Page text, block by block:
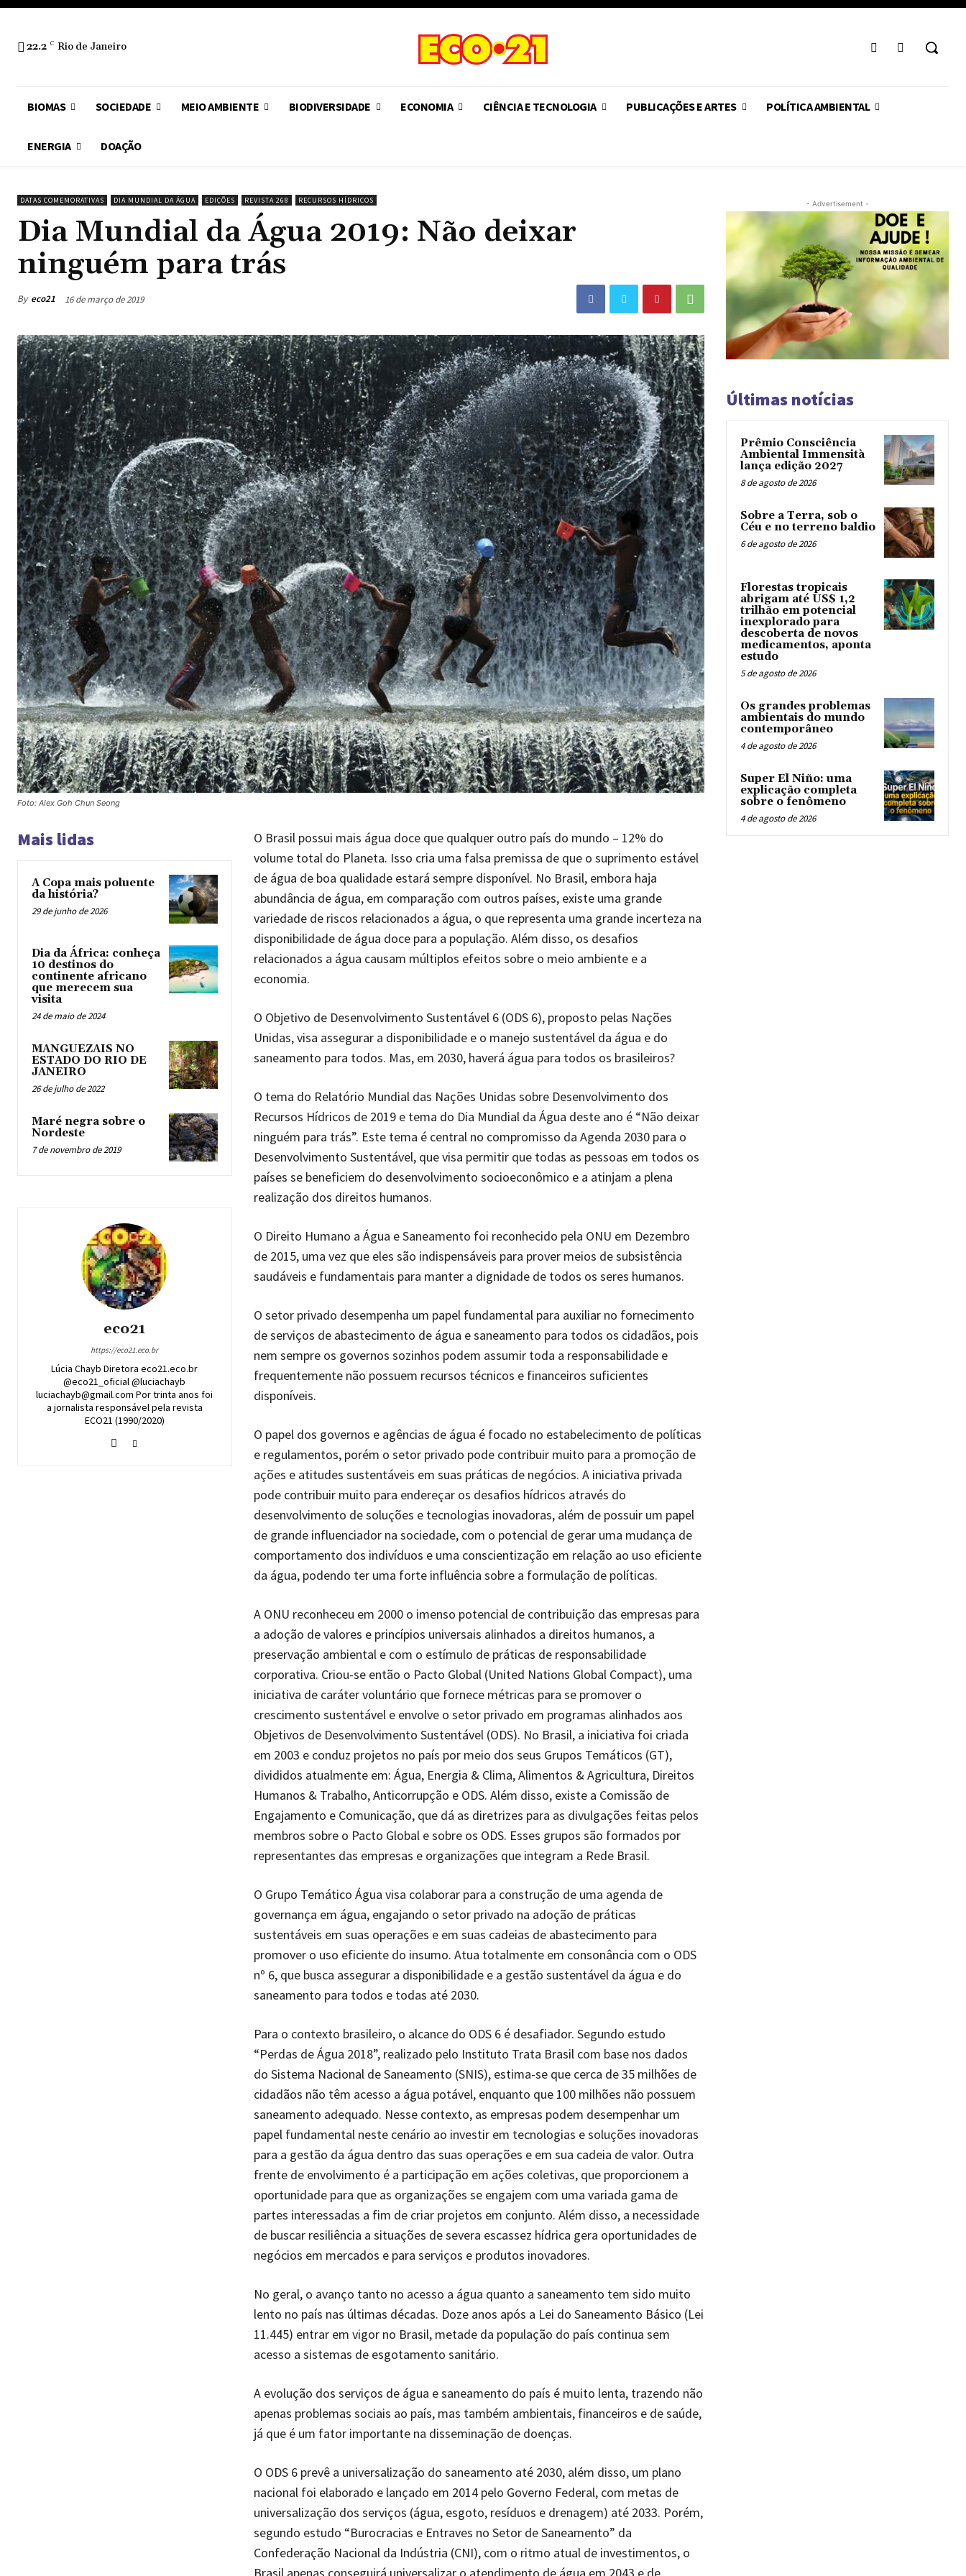
22.2 C Rio de Janeiro
BIOMAS SOCIEDADE MEIO AMBIENTE BIODIVERSIDADE ECONOMIA CIÊNCIA E TECNOLOGIA PUBLICAÇÕES E ARTES POLÍTICA AMBIENTAL
ENERGIA DOAÇÃO
DATAS COMEMORATIVAS DIA MUNDIAL DA ÁGUA EDIÇÕES REVISTA 268 RECURSOS HÍDRICOS
Dia Mundial da Água 2019: Não deixar
ninguém para trás
By eco21 16 de março de 2019
Foto: Alex Goh Chun Seong
Mais lidas
A Copa mais poluente
da história?
29 de junho de 2026
Dia da África: conheça
10 destinos do
continente africano
que merecem sua
visita
24 de maio de 2024
MANGUEZAIS NO
ESTADO DO RIO DE
JANEIRO
26 de julho de 2022
Maré negra sobre o
Nordeste
7 de novembro de 2019
eco21
https://eco21.eco.br
Lúcia Chayb Diretora eco21.eco.br
@eco21_oficial @luciachayb
luciachayb@gmail.com Por trinta anos foi
a jornalista responsável pela revista
ECO21 (1990/2020)
O Brasil possui mais água doce que qualquer outro país do mundo – 12% do
volume total do Planeta. Isso cria uma falsa premissa de que o suprimento estável
de água de boa qualidade estará sempre disponível. No Brasil, embora haja
abundância de água, em comparação com outros países, existe uma grande
variedade de riscos relacionados a água, o que representa uma grande incerteza na
disponibilidade de água doce para a população. Além disso, os desafios
relacionados a água causam múltiplos efeitos sobre o meio ambiente e a
economia.
O Objetivo de Desenvolvimento Sustentável 6 (ODS 6), proposto pelas Nações
Unidas, visa assegurar a disponibilidade e o manejo sustentável da água e do
saneamento para todos. Mas, em 2030, haverá água para todos os brasileiros?
O tema do Relatório Mundial das Nações Unidas sobre Desenvolvimento dos
Recursos Hídricos de 2019 e tema do Dia Mundial da Água deste ano é “Não deixar
ninguém para trás”. Este tema é central no compromisso da Agenda 2030 para o
Desenvolvimento Sustentável, que visa permitir que todas as pessoas em todos os
países se beneficiem do desenvolvimento socioeconômico e a atinjam a plena
realização dos direitos humanos.
O Direito Humano a Água e Saneamento foi reconhecido pela ONU em Dezembro
de 2015, uma vez que eles são indispensáveis para prover meios de subsistência
saudáveis e fundamentais para manter a dignidade de todos os seres humanos.
O setor privado desempenha um papel fundamental para auxiliar no fornecimento
de serviços de abastecimento de água e saneamento para todos os cidadãos, pois
nem sempre os governos sozinhos podem assumir toda a responsabilidade e
frequentemente não possuem recursos técnicos e financeiros suficientes
disponíveis.
O papel dos governos e agências de água é focado no estabelecimento de políticas
e regulamentos, porém o setor privado pode contribuir muito para a promoção de
ações e atitudes sustentáveis em suas práticas de negócios. A iniciativa privada
pode contribuir muito para endereçar os desafios hídricos através do
desenvolvimento de soluções e tecnologias inovadoras, além de possuir um papel
de grande influenciador na sociedade, com o potencial de gerar uma mudança de
comportamento dos indivíduos e uma conscientização em relação ao uso eficiente
da água, podendo ter uma forte influência sobre a formulação de políticas.
A ONU reconheceu em 2000 o imenso potencial de contribuição das empresas para
a adoção de valores e princípios universais alinhados a direitos humanos, a
preservação ambiental e com o estímulo de práticas de responsabilidade
corporativa. Criou-se então o Pacto Global (United Nations Global Compact), uma
iniciativa de caráter voluntário que fornece métricas para se promover o
crescimento sustentável e envolve o setor privado em programas alinhados aos
Objetivos de Desenvolvimento Sustentável (ODS). No Brasil, a iniciativa foi criada
em 2003 e conduz projetos no país por meio dos seus Grupos Temáticos (GT),
divididos atualmente em: Água, Energia & Clima, Alimentos & Agricultura, Direitos
Humanos & Trabalho, Anticorrupção e ODS. Além disso, existe a Comissão de
Engajamento e Comunicação, que dá as diretrizes para as divulgações feitas pelos
membros sobre o Pacto Global e sobre os ODS. Esses grupos são formados por
representantes das empresas e organizações que integram a Rede Brasil.
O Grupo Temático Água visa colaborar para a construção de uma agenda de
governança em água, engajando o setor privado na adoção de práticas
sustentáveis em suas operações e em suas cadeias de abastecimento para
promover o uso eficiente do insumo. Atua totalmente em consonância com o ODS
nº 6, que busca assegurar a disponibilidade e a gestão sustentável da água e do
saneamento para todos e todas até 2030.
Para o contexto brasileiro, o alcance do ODS 6 é desafiador. Segundo estudo
“Perdas de Água 2018”, realizado pelo Instituto Trata Brasil com base nos dados
do Sistema Nacional de Saneamento (SNIS), estima-se que cerca de 35 milhões de
cidadãos não têm acesso a água potável, enquanto que 100 milhões não possuem
saneamento adequado. Nesse contexto, as empresas podem desempenhar um
papel fundamental neste cenário ao investir em tecnologias e soluções inovadoras
para a gestão da água dentro das suas operações e em sua cadeia de valor. Outra
frente de envolvimento é a participação em ações coletivas, que proporcionem a
oportunidade para que as organizações se engajem com uma variada gama de
partes interessadas a fim de criar projetos em conjunto. Além disso, a necessidade
de buscar resiliência a situações de severa escassez hídrica gera oportunidades de
negócios em mercados e para serviços e produtos inovadores.
No geral, o avanço tanto no acesso a água quanto a saneamento tem sido muito
lento no país nas últimas décadas. Doze anos após a Lei do Saneamento Básico (Lei
11.445) entrar em vigor no Brasil, metade da população do país continua sem
acesso a sistemas de esgotamento sanitário.
A evolução dos serviços de água e saneamento do país é muito lenta, trazendo não
apenas problemas sociais ao país, mas também ambientais, financeiros e de saúde,
já que é um fator importante na disseminação de doenças.
O ODS 6 prevê a universalização do saneamento até 2030, além disso, um plano
nacional foi elaborado e lançado em 2014 pelo Governo Federal, com metas de
universalização dos serviços (água, esgoto, resíduos e drenagem) até 2033. Porém,
segundo estudo “Burocracias e Entraves no Setor de Saneamento” da
Confederação Nacional da Indústria (CNI), com o ritmo atual de investimentos, o
- Advertisement -
Últimas notícias
Prêmio Consciência
Ambiental Immensità
lança edição 2027
8 de agosto de 2026
Sobre a Terra, sob o
Céu e no terreno baldio
6 de agosto de 2026
Florestas tropicais
abrigam até US$ 1,2
trilhão em potencial
inexplorado para
descoberta de novos
medicamentos, aponta
estudo
5 de agosto de 2026
Os grandes problemas
ambientais do mundo
contemporâneo
4 de agosto de 2026
Super El Niño: uma
explicação completa
sobre o fenômeno
4 de agosto de 2026